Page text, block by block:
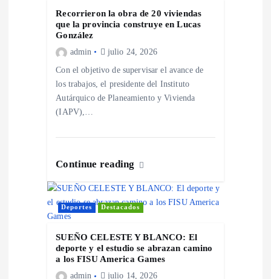
Recorrieron la obra de 20 viviendas
que la provincia construye en Lucas
González
admin julio 24, 2026
Con el objetivo de supervisar el avance de
los trabajos, el presidente del Instituto
Autárquico de Planeamiento y Vivienda
(IAPV),…
Continue reading
Deportes Destacados
SUEÑO CELESTE Y BLANCO: El
deporte y el estudio se abrazan camino
a los FISU America Games
admin julio 14, 2026